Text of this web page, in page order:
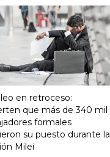
en retroceso:
que más de 340 mil
formales
su puesto durante la
Milei